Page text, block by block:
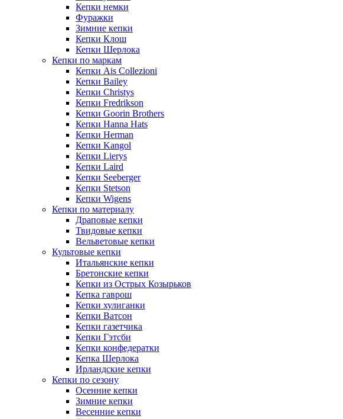
Кепки немки
Фуражки
Зимние кепки
Кепки Клош
Кепки Шерлока
Кепки по маркам
Кепки Ais Collezioni
Кепки Bailey
Кепки Christys
Кепки Fredrikson
Кепки Goorin Brothers
Кепки Hanna Hats
Кепки Herman
Кепки Kangol
Кепки Lierys
Кепки Laird
Кепки Seeberger
Кепки Stetson
Кепки Wigens
Кепки по материалу
Драповые кепки
Твидовые кепки
Вельветовые кепки
Культовые кепки
Итальянские кепки
Бретонские кепки
Кепки из Острых Козырьков
Кепка гаврош
Кепки хулиганки
Кепки Ватсон
Кепки газетчика
Кепки Гэтсби
Кепки конфедератки
Кепка Шерлока
Ирландские кепки
Кепки по сезону
Осенние кепки
Зимние кепки
Весенние кепки